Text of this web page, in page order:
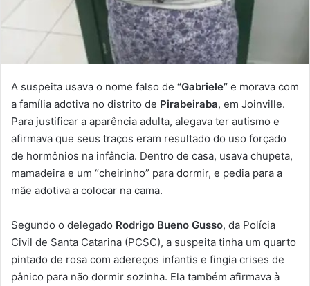
A suspeita usava o nome falso de “Gabriele” e morava com
a família adotiva no distrito de Pirabeiraba, em Joinville.
Para justificar a aparência adulta, alegava ter autismo e
afirmava que seus traços eram resultado do uso forçado
de hormônios na infância. Dentro de casa, usava chupeta,
mamadeira e um “cheirinho” para dormir, e pedia para a
mãe adotiva a colocar na cama.
Segundo o delegado Rodrigo Bueno Gusso, da Polícia
Civil de Santa Catarina (PCSC), a suspeita tinha um quarto
pintado de rosa com adereços infantis e fingia crises de
pânico para não dormir sozinha. Ela também afirmava à